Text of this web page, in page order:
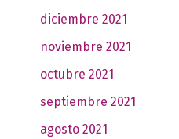
diciembre 2021
noviembre 2021
octubre 2021
septiembre 2021
agosto 2021